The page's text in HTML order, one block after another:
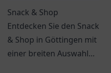
Snack & Shop
Entdecken Sie den Snack
& Shop in Göttingen mit
einer breiten Auswahl